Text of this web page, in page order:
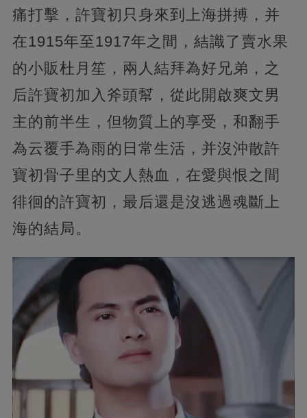
痛打擊，許寶初只身來到上海拼搏，并
在1915年至1917年之間，結識了賣水果
的小販杜月笙，兩人結拜為好兄弟，之
后許寶初加入斧頭幫，從此開啟爽文男
主的前半生，但物質上的享受，和翻手
為云覆手為雨的日常生活，并沒沖散許
寶初骨子里的文人熱血，在愛與恨之間
徘徊的許寶初，最后還是沒逃過魂斷上
海的結局。